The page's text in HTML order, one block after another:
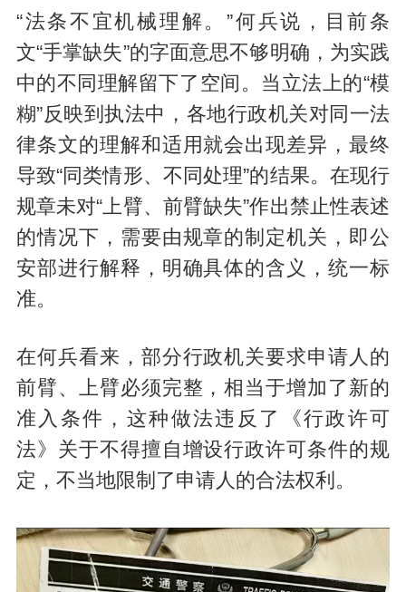
“法条不宜机械理解。”何兵说，目前条
文“手掌缺失”的字面意思不够明确，为实践
中的不同理解留下了空间。当立法上的“模
糊”反映到执法中，各地行政机关对同一法
律条文的理解和适用就会出现差异，最终
导致“同类情形、不同处理”的结果。在现行
规章未对“上臂、前臂缺失”作出禁止性表述
的情况下，需要由规章的制定机关，即公
安部进行解释，明确具体的含义，统一标
准。
在何兵看来，部分行政机关要求申请人的
前臂、上臂必须完整，相当于增加了新的
准入条件，这种做法违反了《行政许可
法》关于不得擅自增设行政许可条件的规
定，不当地限制了申请人的合法权利。